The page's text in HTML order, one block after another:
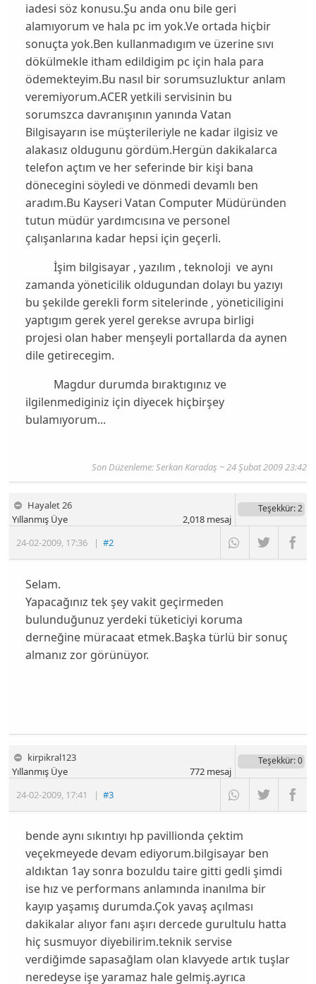
iadesi söz konusu.Şu anda onu bile geri
alamıyorum ve hala pc im yok.Ve ortada hiçbir
sonuçta yok.Ben kullanmadıgım ve üzerine sıvı
dökülmekle itham edildigim pc için hala para
ödemekteyim.Bu nasıl bir sorumsuzluktur anlam
veremiyorum.ACER yetkili servisinin bu
sorumszca davranışının yanında Vatan
Bilgisayarın ise müşterileriyle ne kadar ilgisiz ve
alakasız oldugunu gördüm.Hergün dakikalarca
telefon açtım ve her seferinde bir kişi bana
dönecegini söyledi ve dönmedi devamlı ben
aradım.Bu Kayseri Vatan Computer Müdüründen
tutun müdür yardımcısına ve personel
çalışanlarına kadar hepsi için geçerli.
İşim bilgisayar , yazılım , teknoloji ve aynı
zamanda yöneticilik oldugundan dolayı bu yazıyı
bu şekilde gerekli form sitelerinde , yöneticiligini
yaptıgım gerek yerel gerekse avrupa birligi
projesi olan haber menşeyli portallarda da aynen
dile getirecegim.
Magdur durumda bıraktıgınız ve
ilgilenmediginiz için diyecek hiçbirşey
bulamıyorum...
Son Düzenleme: Serkan Karadaş ~ 24 Şubat 2009 23:42
Hayalet 26
24-02-2009, 17:36 |#2
Yıllanmış Üye
Teşekkür: 2
2,018mesaj
Selam.
Yapacağınız tek şey vakit geçirmeden
bulunduğunuz yerdeki tüketiciyi koruma
derneğine müracaat etmek.Başka türlü bir sonuç
almanız zor görünüyor.
kirpikral123
24-02-2009, 17:41 |#3
Yıllanmış Üye
Teşekkür: 0
772mesaj
bende aynı sıkıntıyı hp pavillionda çektim
veçekmeyede devam ediyorum.bilgisayar ben
aldıktan 1ay sonra bozuldu taire gitti gedli şimdi
ise hız ve performans anlamında inanılma bir
kayıp yaşamış durumda.Çok yavaş açılması
dakikalar alıyor fanı aşırı dercede gurultulu hatta
hiç susmuyor diyebilirim.teknik servise
verdiğimde sapasağlam olan klavyede artık tuşlar
neredeyse işe yaramaz hale gelmiş.ayrıca